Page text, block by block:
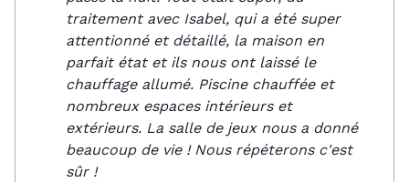
traitement avec Isabel, qui a été super
attentionné et détaillé, la maison en
parfait état et ils nous ont laissé le
chauffage allumé. Piscine chauffée et
nombreux espaces intérieurs et
extérieurs. La salle de jeux nous a donné
beaucoup de vie ! Nous répéterons c'est
sûr !